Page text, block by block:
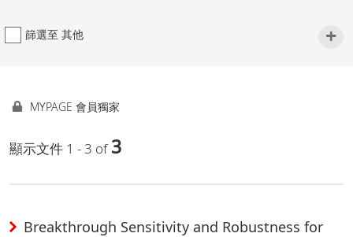
篩選至 其他 +
MYPAGE 會員獨家
顯示文件 1 - 3 of 3
Breakthrough Sensitivity and Robustness for